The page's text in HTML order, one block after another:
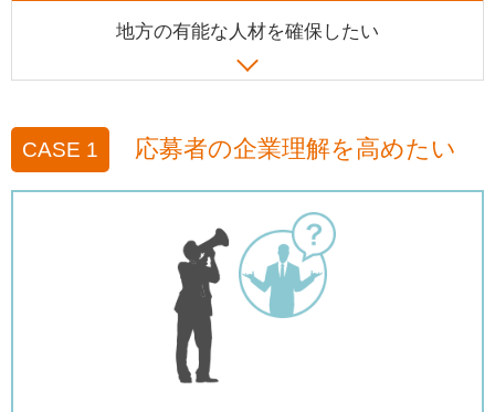
地方の有能な人材を確保したい
CASE 1 応募者の企業理解を高めたい